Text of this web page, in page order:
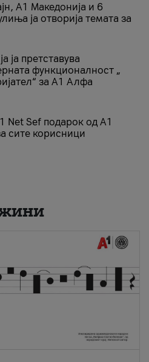
A1 Македонија и 6
ја отворија темата за
ја претставува
функционалност „
за А1 Алфа
Net Sеf подарок од А1
сите корисници